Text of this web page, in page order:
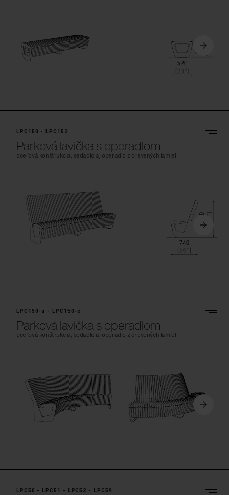
LPC150 - LPC152
Parková lavička s operadlom
oceľová konštrukcia, sedadlo aj operadlo z drevených lamiel
LPC150-a - LPC150-e
Parková lavička s operadlom
oceľová konštrukcia, sedadlo aj operadlo z drevených lamiel
LPC50 - LPC51 - LPC52 - LPC59